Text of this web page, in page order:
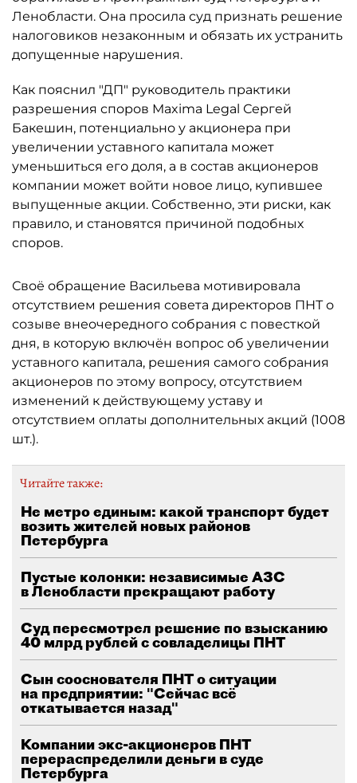
Ленобласти. Она просила суд признать решение
налоговиков незаконным и обязать их устранить
допущенные нарушения.
Как пояснил "ДП" руководитель практики
разрешения споров Maxima Legal Сергей
Бакешин, потенциально у акционера при
увеличении уставного капитала может
уменьшиться его доля, а в состав акционеров
компании может войти новое лицо, купившее
выпущенные акции. Собственно, эти риски, как
правило, и становятся причиной подобных
споров.
Своё обращение Васильева мотивировала
отсутствием решения совета директоров ПНТ о
созыве внеочередного собрания с повесткой
дня, в которую включён вопрос об увеличении
уставного капитала, решения самого собрания
акционеров по этому вопросу, отсутствием
изменений к действующему уставу и
отсутствием оплаты дополнительных акций (1008
шт.).
Читайте также:
Не метро единым: какой транспорт будет
возить жителей новых районов
Петербурга
Пустые колонки: независимые АЗС
в Ленобласти прекращают работу
Суд пересмотрел решение по взысканию
40 млрд рублей с совладелицы ПНТ
Сын сооснователя ПНТ о ситуации
на предприятии: "Сейчас всё
откатывается назад"
Компании экс-акционеров ПНТ
перераспределили деньги в суде
Петербурга